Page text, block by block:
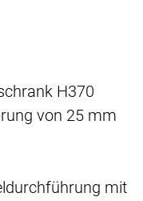
H370
von 25 mm
mit